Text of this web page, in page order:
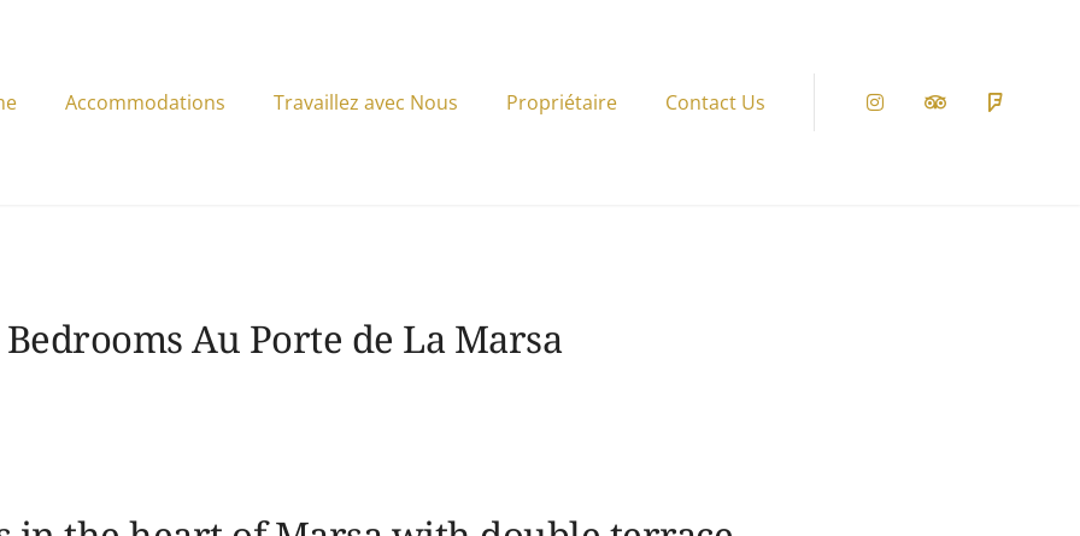
Accommodations Travaillez avec Nous Propriétaire Contact Us InstagramTripadvisor
Bedrooms Au Porte de La Marsa